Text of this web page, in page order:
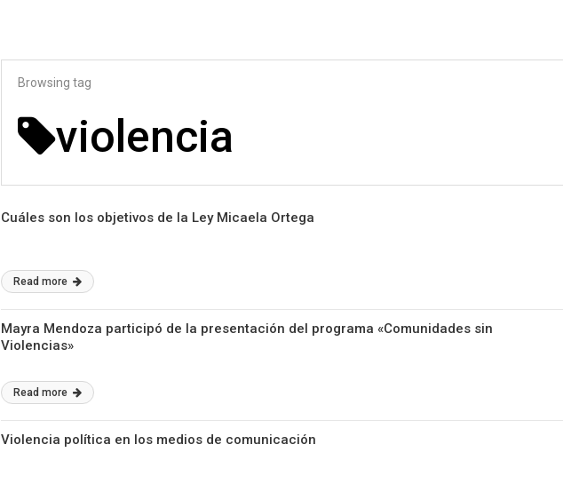
Browsing tag
violencia
Cuáles son los objetivos de la Ley Micaela Ortega
Read more
Mayra Mendoza participó de la presentación del programa «Comunidades sin
Violencias»
Read more
Violencia política en los medios de comunicación